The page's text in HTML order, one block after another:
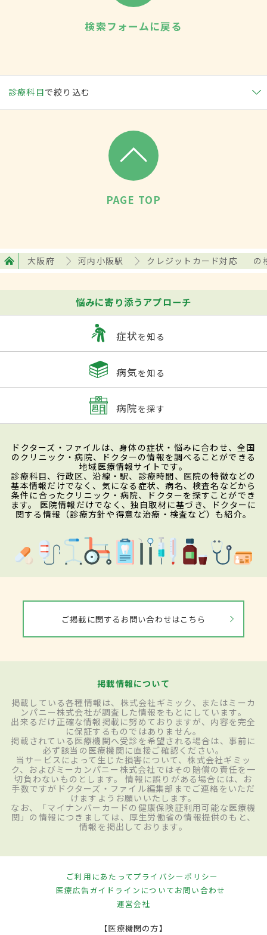
検索フォームに戻る
診療科目で絞り込む
PAGE TOP
大阪府 河内小阪駅 クレジットカード対応 の
悩みに寄り添うアプローチ
症状を知る
病気を知る
病院を探す
ドクターズ・ファイルは、身体の症状・悩みに合わせ、全国
のクリニック・病院、ドクターの情報を調べることができる
地域医療情報サイトです。
診療科目、行政区、沿線・駅、診療時間、医院の特徴などの
基本情報だけでなく、気になる症状、病名、検査名などから
条件に合ったクリニック・病院、ドクターを探すことができ
ます。 医院情報だけでなく、独自取材に基づき、ドクターに
関する情報（診療方針や得意な治療・検査など）も紹介。
ご掲載に関するお問い合わせはこちら
掲載情報について
掲載している各種情報は、株式会社ギミック、またはミーカ
ンパニー株式会社が調査した情報をもとにしています。
出来るだけ正確な情報掲載に努めておりますが、内容を完全
に保証するものではありません。
掲載されている医療機関へ受診を希望される場合は、事前に
必ず該当の医療機関に直接ご確認ください。
当サービスによって生じた損害について、株式会社ギミッ
ク、およびミーカンパニー株式会社ではその賠償の責任を一
切負わないものとします。 情報に誤りがある場合には、お
手数ですがドクターズ・ファイル編集部までご連絡をいただ
けますようお願いいたします。
なお、「マイナンバーカードの健康保険証利用可能な医療機
関」の情報につきましては、厚生労働省の情報提供のもと、
情報を掲出しております。
ご利用にあたってプライバシーポリシー
医療広告ガイドラインについてお問い合わせ
運営会社
【医療機関の方】